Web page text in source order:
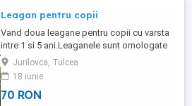
Leagan pentru copii
Vand doua leagane pentru copii cu varsta
intre 1 si 5 ani.Leaganele sunt omologate
si fabricate de firme acreditate Acestea
prezinta interes pentru pansiuni sau
gospodarii particulare Pretul afisat este
pentru un leagan
Jurilovca, Tulcea
18 iunie
70 RON